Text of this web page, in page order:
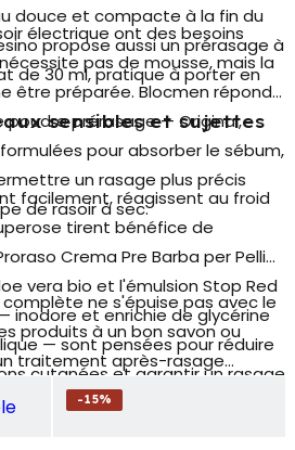
douce et compacte à la fin du
propose aussi un prérasage à
de 30 ml, pratique à porter en
électrique ont des besoins
pas de mousse, mais la
être préparée. Blocmen répond
prérasage — Original,
pour absorber le sébum,
un rasage plus précis
de rasoir à sec.
sensibles et sujettes
facilement, réagissent au froid
tirent bénéfice de
Crema Pre Barba per Pelli
vera bio et l'émulsion Stop Red
inodore et enrichie de glycérine
— sont pensées pour réduire
cutanées et garantir un rasage
les plus délicates.
ne s'épuise pas avec le
produits à un bon savon ou
traitement après-rasage
des résultats optimaux, de
et de prévenir l'effet
-15%